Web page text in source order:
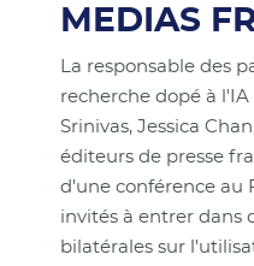
MEDIAS
La responsable des
recherche dopé à
Srinivas, Jessica
éditeurs de presse
d'une conférence au
invités à entrer dans
bilatérales sur